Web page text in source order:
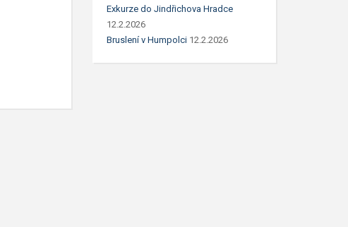
Exkurze do Jindřichova Hradce
12.2.2026
Bruslení v Humpolci 12.2.2026